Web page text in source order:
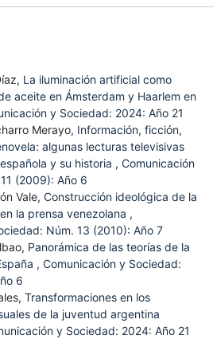
La iluminación artificial como
aceite en Ámsterdam y Haarlem en
y Sociedad: 2024: Año 21
Merayo, Información, ficción,
algunas lecturas televisivas
y su historia , Comunicación
(2009): Año 6
Vale, Construcción ideológica de la
la prensa venezolana ,
Núm. 13 (2010): Año 7
Panorámica de las teorías de la
, Comunicación y Sociedad:
6
Transformaciones en los
de la juventud argentina
y Sociedad: 2024: Año 21